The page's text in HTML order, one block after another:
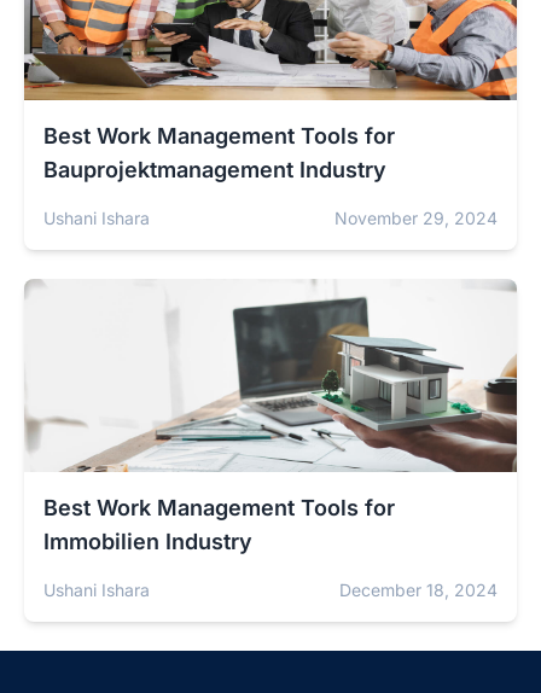
Best Work Management Tools for
Bauprojektmanagement Industry
Ushani Ishara November 29, 2024
Best Work Management Tools for
Immobilien Industry
Ushani Ishara December 18, 2024